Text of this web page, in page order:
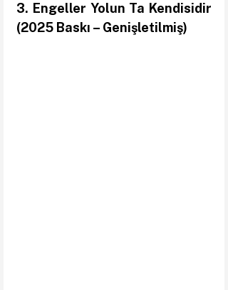
3. Engeller Yolun Ta Kendisidir
(2025 Baskı – Genişletilmiş)